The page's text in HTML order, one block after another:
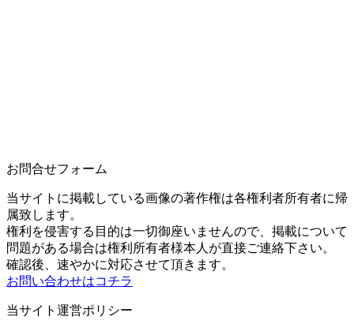
お問合せフォーム
当サイトに掲載している画像の著作権は各権利者所有者に帰
属致します。
権利を侵害する目的は一切御座いませんので、掲載について
問題がある場合は権利所有者様本人が直接ご連絡下さい。
確認後、速やかに対応させて頂きます。
お問い合わせはコチラ
当サイト運営ポリシー